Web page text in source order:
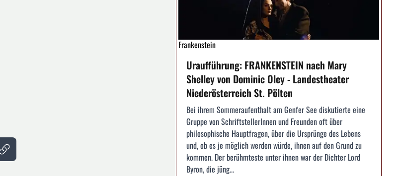
Frankenstein
Uraufführung: FRANKENSTEIN nach Mary
Shelley von Dominic Oley - Landestheater
Niederösterreich St. Pölten
Bei ihrem Sommeraufenthalt am Genfer See diskutierte eine
Gruppe von SchriftstellerInnen und Freunden oft über
philosophische Hauptfragen, über die Ursprünge des Lebens
und, ob es je möglich werden würde, ihnen auf den Grund zu
kommen. Der berühmteste unter ihnen war der Dichter Lord
Byron, die jüng...